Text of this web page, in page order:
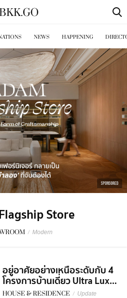
.GO
NEWS HAPPENING
SPONSORED
Store
/ Modern
อยู่อาศัยอย่างเหนือระดับกับ 4
โครงการบ้านเดี่ยว Ultra Lux...
HOUSE & RESIDENCE / Update